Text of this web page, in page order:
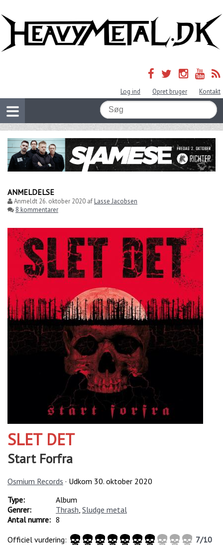
Log ind Opret bruger Kontakt
ANMELDELSE
Anmeldt 26. oktober 2020 afLasse Jacobsen
8 kommentarer
SLET DET
Start Forfra
Osmium Records · Udkom 30. oktober 2020
Type:
Album
Genrer:
Thrash Sludge metal
Antal numre: 8
Officiel vurdering:
7/10